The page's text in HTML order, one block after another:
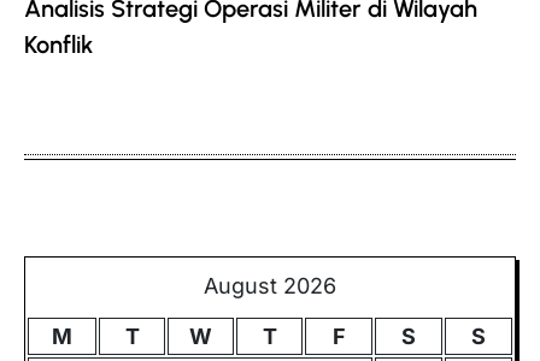
Analisis Strategi Operasi Militer di Wilayah
Konflik
August 2026
M
T W T F S
S